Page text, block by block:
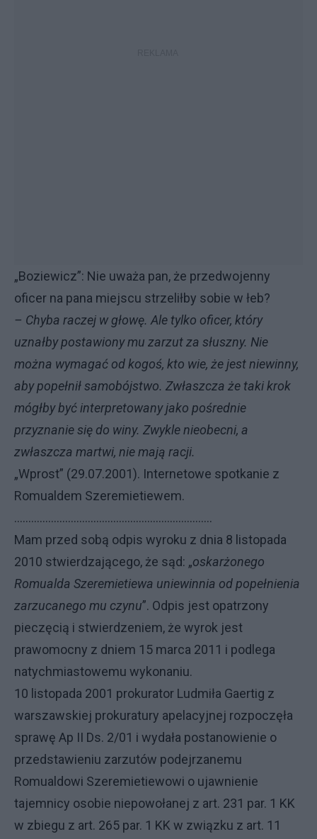
„Boziewicz”: Nie uważa pan, że przedwojenny
oficer na pana miejscu strzeliłby sobie w łeb?
– Chyba raczej w głowę. Ale tylko oficer, który
uznałby postawiony mu zarzut za słuszny. Nie
można wymagać od kogoś, kto wie, że jest niewinny,
aby popełnił samobójstwo. Zwłaszcza że taki krok
mógłby być interpretowany jako pośrednie
przyznanie się do winy. Zwykle nieobecni, a
zwłaszcza martwi, nie mają racji.
„Wprost” (29.07.2001). Internetowe spotkanie z
Romualdem Szeremietiewem.
…………………………………………………………….
Mam przed sobą odpis wyroku z dnia 8 listopada
2010 stwierdzającego, że sąd: „oskarżonego
Romualda Szeremietiewa uniewinnia od popełnienia
zarzucanego mu czynu”. Odpis jest opatrzony
pieczęcią i stwierdzeniem, że wyrok jest
prawomocny z dniem 15 marca 2011 i podlega
natychmiastowemu wykonaniu.
10 listopada 2001 prokurator Ludmiła Gaertig z
warszawskiej prokuratury apelacyjnej rozpoczęła
sprawę Ap II Ds. 2/01 i wydała postanowienie o
przedstawieniu zarzutów podejrzanemu
Romualdowi Szeremietiewowi o ujawnienie
tajemnicy osobie niepowołanej z art. 231 par. 1 KK
w zbiegu z art. 265 par. 1 KK w związku z art. 11